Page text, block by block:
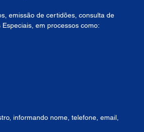
emissão de certidões, consulta de
em processos como:
informando nome, telefone, email,